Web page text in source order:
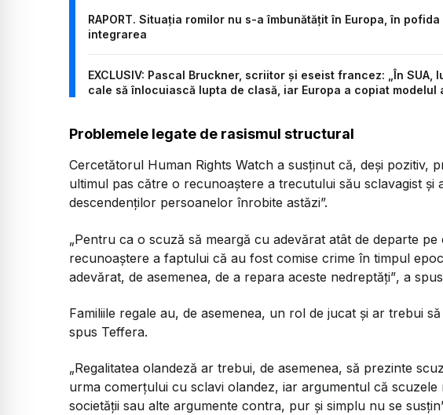
RAPORT. Situația romilor nu s-a îmbunătățit în Europa, în
integrarea
EXCLUSIV: Pascal Bruckner, scriitor și eseist francez: „În
cale să înlocuiască lupta de clasă, iar Europa a copiat modelul
Problemele legate de rasismul structural
Cercetătorul Human Rights Watch a susținut că, deși pozitiv,
ultimul pas către o recunoaștere a trecutului său sclavagist și
descendenților persoanelor înrobite astăzi”.
„Pentru ca o scuză să meargă cu adevărat atât de departe
recunoaștere a faptului că au fost comise crime în timpul
adevărat, de asemenea, de a repara aceste nedreptăți”, a
Familiile regale au, de asemenea, un rol de jucat și ar trebui
spus Teffera.
„Regalitatea olandeză ar trebui, de asemenea, să prezinte
urma comerțului cu sclavi olandez, iar argumentul că
societății sau alte argumente contra, pur și simplu nu se